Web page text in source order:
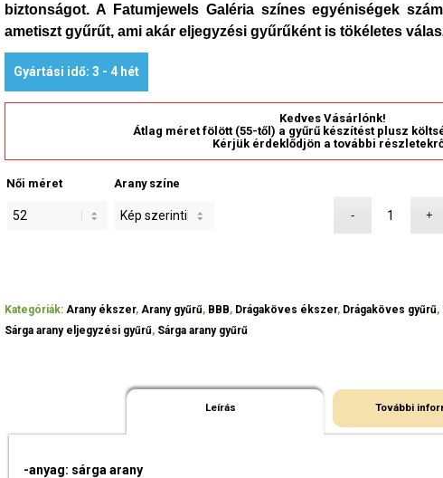
biztonságot. A Fatumjewels Galéria színes egyéniségek
ametiszt gyűrűt, ami akár eljegyzési gyűrűként is tökéletes
Gyártási idő: 3 - 4 hét
Kedves Vásárlónk!
Átlag méret fölött (55-től) a gyűrű készítést plusz
Kérjük érdeklődjön a további
Női méret Arany színe
Kategóriák:Arany ékszer,Arany gyűrű, BBB, Drágaköves ékszer, Drágaköves gyűrű,
Sárga arany eljegyzési gyűrű, Sárga arany gyűrű
Leírás További
-anyag: sárga arany